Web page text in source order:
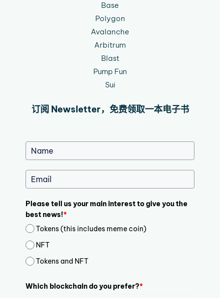
Base
Polygon
Avalanche
Arbitrum
Blast
Pump Fun
Sui
订阅 Newsletter，免费领取一本电子书
Please tell us your main interest to give you the
best news!*
Tokens (this includes meme coin)
NFT
Tokens and NFT
Which blockchain do you prefer?*